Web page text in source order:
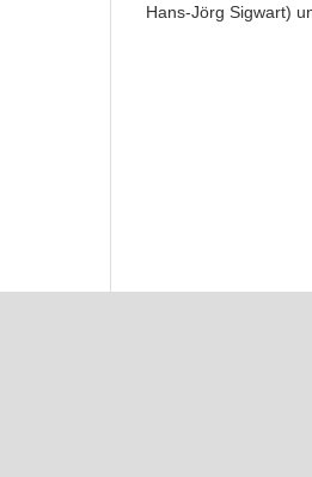
Hans-Jörg Sigwart)